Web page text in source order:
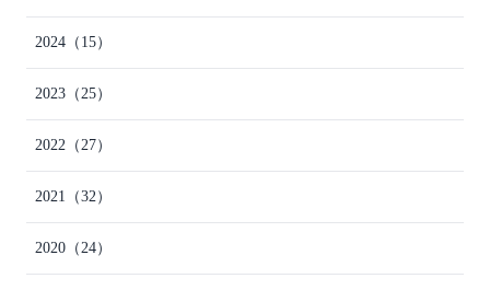
2024 （15）
2023 （25）
2022 （27）
2021 （32）
2020 （24）